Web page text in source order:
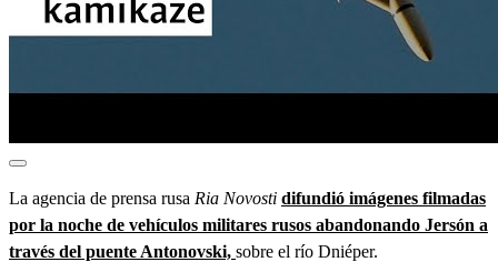
La agencia de prensa rusa Ria Novosti difundió imágenes filmadas
por la noche de vehículos militares rusos abandonando Jersón a
través del puente Antonovski, sobre el río Dniéper.